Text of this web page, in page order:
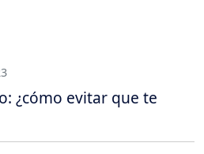
¿cómo evitar que te